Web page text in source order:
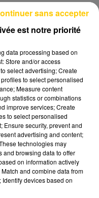
23/05/25 À
est notre priorité
data processing based on
Store and/or access
select advertising; Create
to select personalised
Measure content
statistics or combinations
improve services; Create
to select personalised
Ensure security, prevent and
advertising and content;
technologies may
and browsing data to offer
on information actively
and combine data from
devices based on
sans accepter